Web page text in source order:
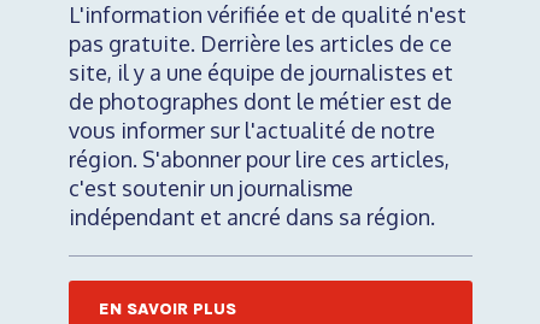
L'information vérifiée et de qualité n'est
pas gratuite. Derrière les articles de ce
site, il y a une équipe de journalistes et
de photographes dont le métier est de
vous informer sur l'actualité de notre
région. S'abonner pour lire ces articles,
c'est soutenir un journalisme
indépendant et ancré dans sa région.
EN SAVOIR PLUS